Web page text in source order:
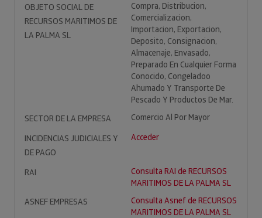
OBJETO SOCIAL DE
RECURSOS MARITIMOS DE
LA PALMA SL
Compra, Distribucion,
Comercializacion,
Importacion, Exportacion,
Deposito, Consignacion,
Almacenaje, Envasado,
Preparado En Cualquier Forma
Conocido, Congeladoo
Ahumado Y Transporte De
Pescado Y Productos De Mar.
SECTOR DE LA EMPRESA
Comercio Al Por Mayor
INCIDENCIAS JUDICIALES Y
DE PAGO
Acceder
RAI
Consulta RAI de RECURSOS
MARITIMOS DE LA PALMA SL
ASNEF EMPRESAS
Consulta Asnef de RECURSOS
MARITIMOS DE LA PALMA SL